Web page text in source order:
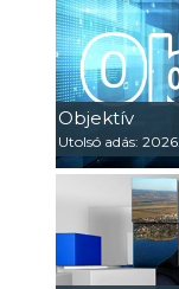
Objektív
Utolsó adás: